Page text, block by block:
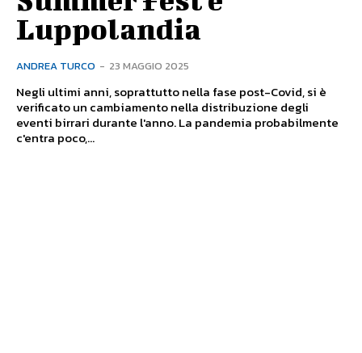
Luppolandia
ANDREA TURCO - 23 MAGGIO 2025
Negli ultimi anni, soprattutto nella fase post-Covid, si è
verificato un cambiamento nella distribuzione degli
eventi birrari durante l'anno. La pandemia probabilmente
c'entra poco,...